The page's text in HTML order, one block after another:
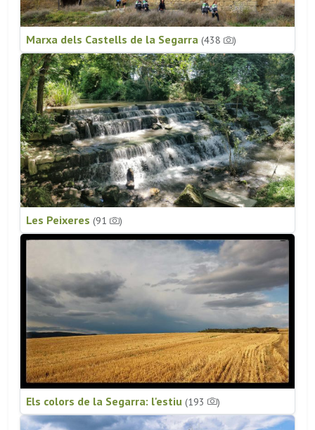
Marxa dels Castells de la Segarra (438 )
Les Peixeres (91 )
Els colors de la Segarra: l'estiu (193 )